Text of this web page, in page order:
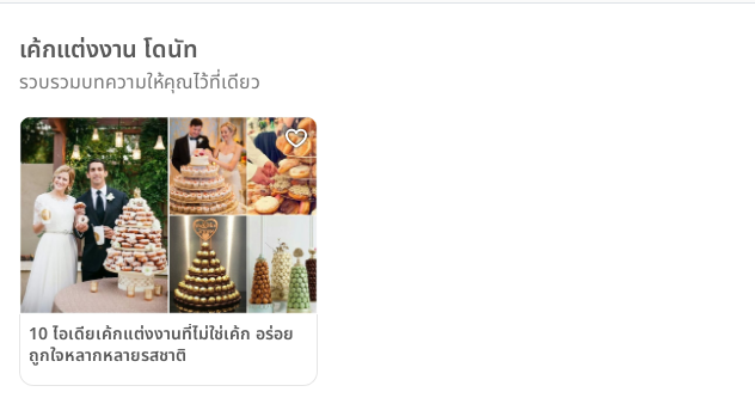
เค้กแต่งงาน โดนัท
รวบรวมบทความให้คุณไว้ที่เดียว
10 ไอเดียเค้กแต่งงานที่ไม่ใช่เค้ก อร่อย
ถูกใจหลากหลายรสชาติ